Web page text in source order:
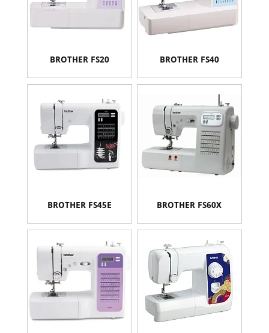
BROTHER FS20 BROTHER FS40
BROTHER FS45E BROTHER FS60X